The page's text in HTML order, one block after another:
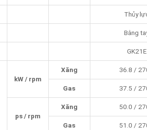
Thủy
Bằng
GK21E
kW / rpm
Xăng 36.8 /
Gas 37.5 /
ps / rpm
Xăng 50.0 /
Gas 51.0 /